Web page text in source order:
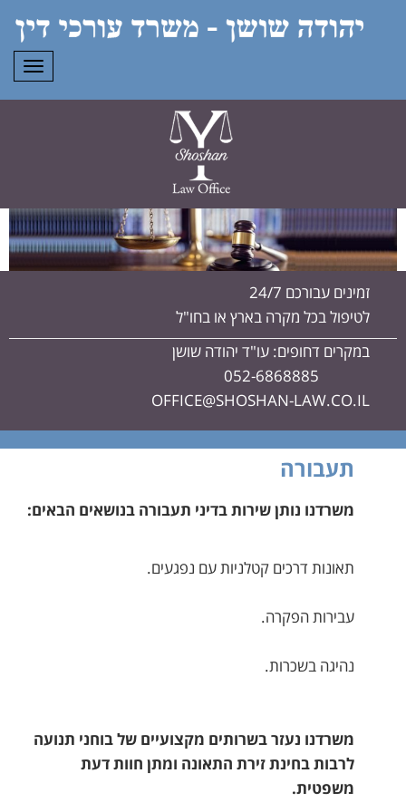
זמינים עבורכם 24/7
לטיפול בכל מקרה בארץ או בחו"ל
במקרים דחופים: עו"ד יהודה שושן
OFFICE@SHOSHAN-LAW.CO.IL
תעבורה
משרדנו נותן שירות בדיני תעבורה בנושאים הבאים:
תאונות דרכים קטלניות עם נפגעים.
עבירות הפקרה.
נהיגה בשכרות.
משרדנו נעזר בשרותים מקצועיים של בוחני תנועה
לרבות בחינת זירת התאונה ומתן חוות דעת
משפטית.